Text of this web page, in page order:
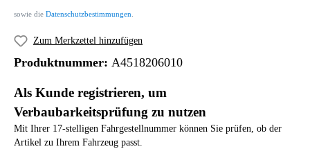
sowie die Datenschutzbestimmungen
Zum Merkzettel hinzufügen
Produktnummer: A4518206010
Als Kunde registrieren, um
Verbaubarkeitsprüfung zu nutzen
Mit Ihrer 17-stelligen Fahrgestellnummer können Sie prüfen, ob der
Artikel zu Ihrem Fahrzeug passt.